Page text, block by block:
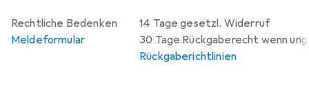
14 Tage gesetzl. Widerruf
30 Tage Rückgaberecht wenn
Rückgaberichtlinien
Rechtliche Bedenken
Meldeformular